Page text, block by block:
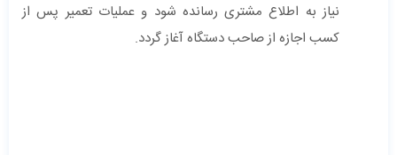
نیاز به اطلاع مشتری رسانده شود و عملیات تعمیر پس از
کسب اجازه از صاحب دستگاه آغاز گردد.